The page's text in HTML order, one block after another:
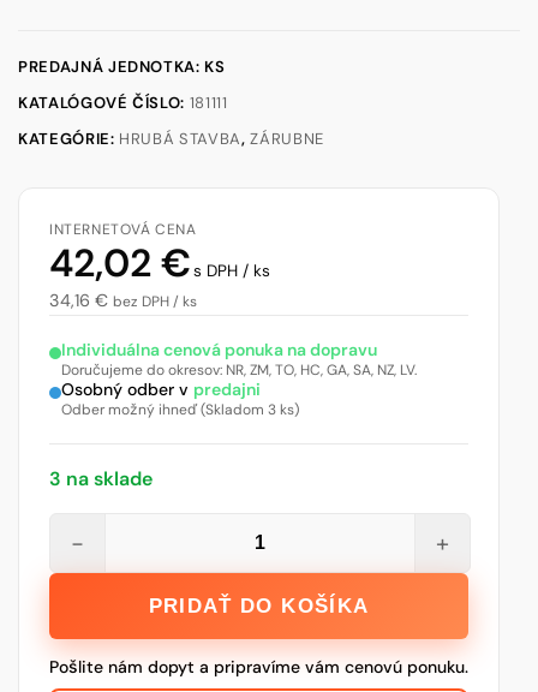
PREDAJNÁ JEDNOTKA: KS
KATALÓGOVÉ ČÍSLO: 181111
KATEGÓRIE: HRUBÁ STAVBA,ZÁRUBNE
INTERNETOVÁ CENA
42,02€s DPH / ks
34,16 € bez DPH / ks
Individuálna cenová ponuka na dopravu
Doručujeme do okresov: NR, ZM, TO, HC, GA, SA, NZ, LV.
Osobný odber v predajni
Odber možný ihneď (Skladom 3 ks)
3 na sklade
75/600
mm
− +
PRIDAŤ DO KOŠÍKA
Pošlite nám dopyt a pripravíme vám cenovú ponuku.